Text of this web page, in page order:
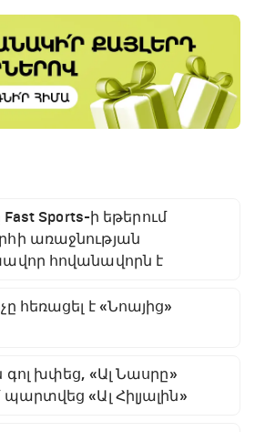
Sports-ի եթերում
առաջնության
հովանավորն է
հեռացել է «Նոայից»
գոլ խփեց, «Ալ Նասրը»
«Ալ Հիլյալին»